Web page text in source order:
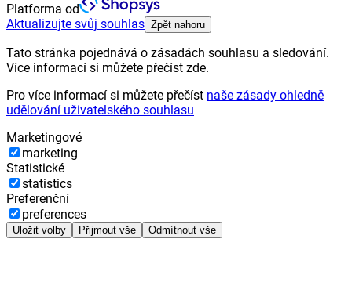
Platforma od
Aktualizujte svůj souhlas Zpět nahoru
Tato stránka pojednává o zásadách souhlasu a sledování.
Více informací si můžete přečíst zde.
Pro více informací si můžete přečíst naše zásady ohledně
udělování uživatelského souhlasu
Marketingové
marketing
Statistické
statistics
Preferenční
preferences
Uložit volby Přijmout vše Odmítnout vše